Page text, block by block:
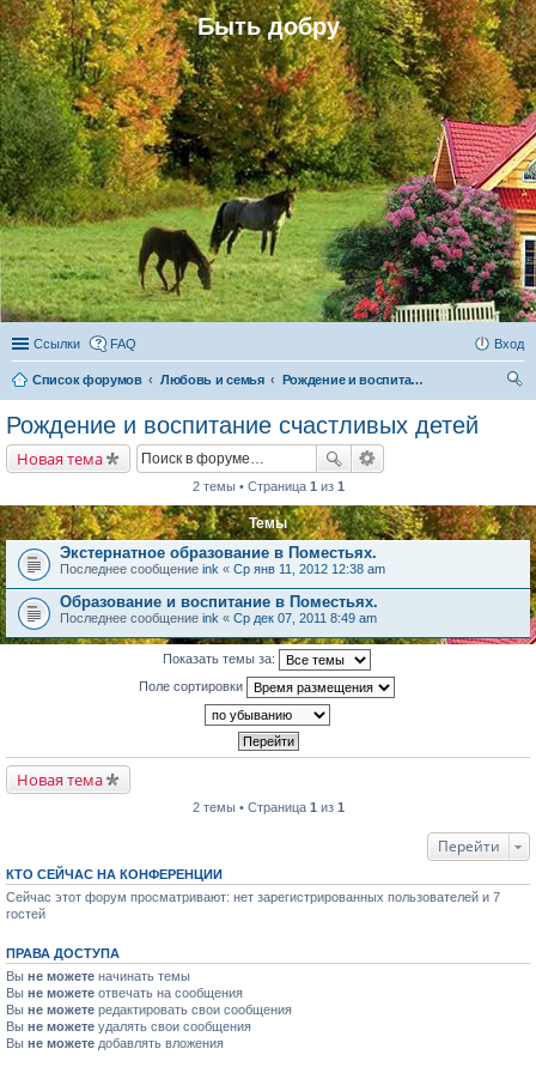
Быть добру
Ссылки FAQ Вход
Список форумов Любовь и семья
Рождение и воспитание счастливых детей
Рождение и воспитание счастливых детей
Новая тема
2 темы • Страница 1 из 1
Темы
Экстернатное образование в Поместьях.
Последнее сообщение ink « Ср янв 11, 2012 12:38 am
Образование и воспитание в Поместьях.
Последнее сообщение ink « Ср дек 07, 2011 8:49 am
Показать темы за:
Поле сортировки
Новая тема
2 темы • Страница 1 из 1
Перейти
КТО СЕЙЧАС НА КОНФЕРЕНЦИИ
Сейчас этот форум просматривают: нет зарегистрированных пользователей и 7
гостей
ПРАВА ДОСТУПА
Вы не можете начинать темы
Вы не можете отвечать на сообщения
Вы не можете редактировать свои сообщения
Вы не можете удалять свои сообщения
Вы не можете добавлять вложения